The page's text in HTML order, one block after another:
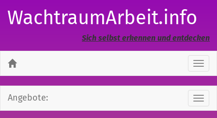
WachtraumArbeit.info
Sich selbst erkennen und entdecken
Angebote: